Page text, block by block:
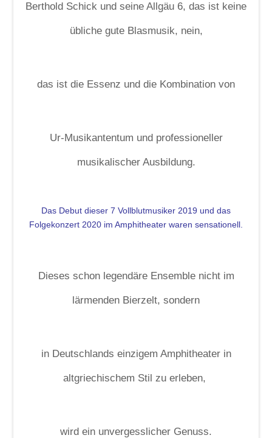
Berthold Schick und seine Allgäu 6, das ist keine
übliche gute Blasmusik, nein,
das ist die Essenz und die Kombination von
Ur-Musikantentum und professioneller
musikalischer Ausbildung.
Das Debut dieser 7 Vollblutmusiker 2019 und das
Folgekonzert 2020 im Amphitheater waren sensationell.
Dieses schon legendäre Ensemble nicht im
lärmenden Bierzelt, sondern
in Deutschlands einzigem Amphitheater in
altgriechischem Stil zu erleben,
wird ein unvergesslicher Genuss.